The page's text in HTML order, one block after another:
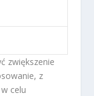
zwiększenie
z
celu